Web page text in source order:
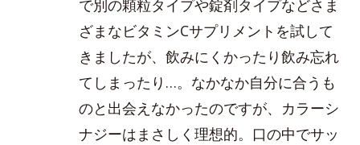
で別の顆粒タイプや錠剤タイプなどさま
ざまなビタミンCサプリメントを試して
きましたが、飲みにくかったり飲み忘れ
てしまったり…。なかなか自分に合うも
のと出会えなかったのですが、カラーシ
ナジーはまさしく理想的。口の中でサッ